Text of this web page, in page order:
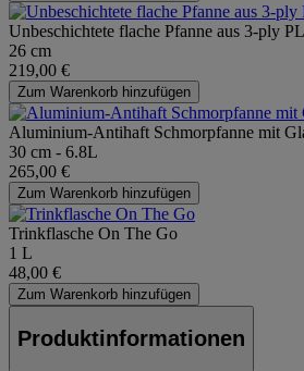
Unbeschichtete flache Pfanne aus 3-ply
26 cm
219,00 €
Zum Warenkorb hinzufügen
Aluminium-Antihaft Schmorpfanne mit
30 cm - 6.8L
265,00 €
Zum Warenkorb hinzufügen
Trinkflasche On The Go
1 L
48,00 €
Zum Warenkorb hinzufügen
Produktinformationen